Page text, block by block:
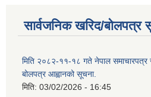
सार्वजनिक खरिद/बोलपत्र
मिति २०८२-११-१८ गते नेपाल समाचारपत्र
बोलपत्र आह्वानको सूचना.
मिति: 03/02/2026 - 16:45